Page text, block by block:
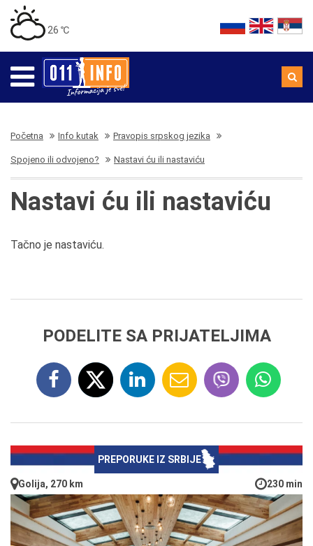
26 ℃
Početna Info kutak Pravopis srpskog jezika
Spojeno ili odvojeno? Nastavi ću ili nastaviću
Nastavi ću ili nastaviću
Tačno je nastaviću.
PODELITE SA PRIJATELJIMA
PREPORUKE IZ SRBIJE
Golija, 270 km 230 min